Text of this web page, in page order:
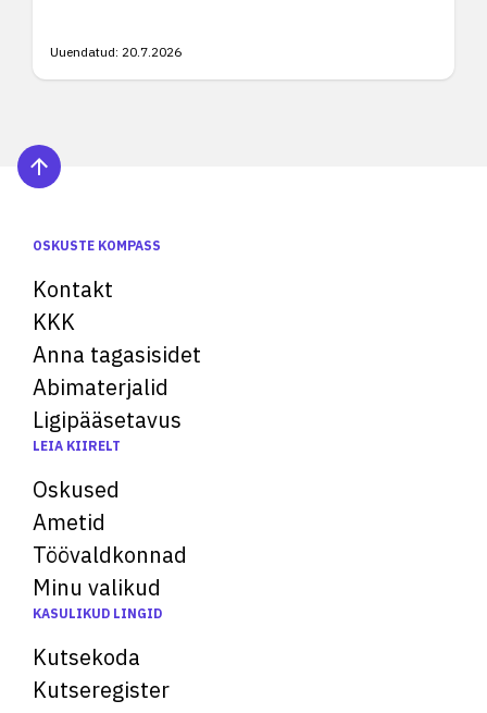
Uuendatud: 20.7.2026
OSKUSTE KOMPASS
Kontakt
KKK
Anna tagasisidet
Abimaterjalid
Ligipääsetavus
LEIA KIIRELT
Oskused
Ametid
Töövaldkonnad
Minu valikud
KASULIKUD LINGID
Kutsekoda
Kutseregister